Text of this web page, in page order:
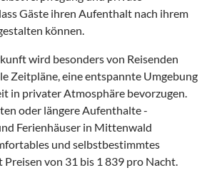
Gäste ihren Aufenthalt nach ihrem
können.
wird besonders von Reisenden
Zeitpläne, eine entspannte Umgebung
in privater Atmosphäre bevorzugen.
oder längere Aufenthalte -
Ferienhäuser in Mittenwald
und selbstbestimmtes
von 31 bis 1 839 pro Nacht.